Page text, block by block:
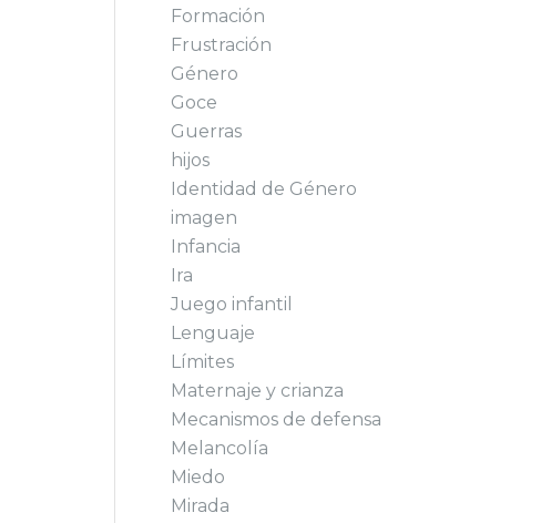
Formación
Frustración
Género
Goce
Guerras
hijos
Identidad de Género
imagen
Infancia
Ira
Juego infantil
Lenguaje
Límites
Maternaje y crianza
Mecanismos de defensa
Melancolía
Miedo
Mirada